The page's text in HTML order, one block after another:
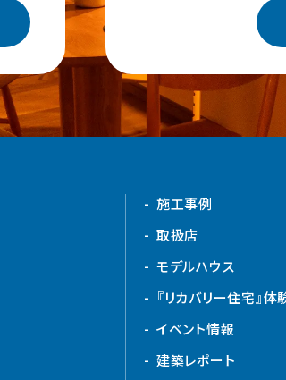
施工事例
取扱店
モデルハウス
『リカバリー住宅』体
イベント情報
建築レポート